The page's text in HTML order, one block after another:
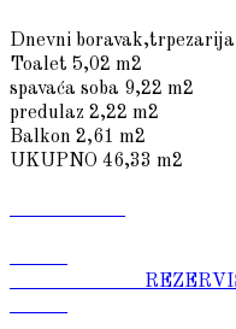
Dnevni
Toalet 5,02 m2
spavaća soba 9,22 m2
predulaz 2,22 m2
Balkon 2,61 m2
UKUPNO 46,33 m2